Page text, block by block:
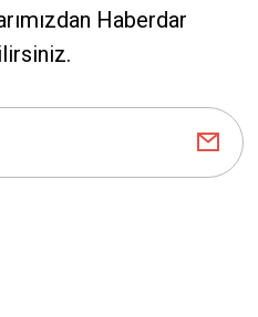
Haberdar